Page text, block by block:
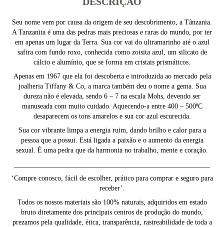
Seu nome vem por causa da origem de seu descobrimento, a Tânzania.
A Tanzanita é uma das pedras mais preciosas e raras do mundo, por ter
em apenas um lugar da Terra. Sua cor vai do ultramarinho até o azul
safira com fundo roxo, conhecida como zoisita azul, um silicato de
cálcio e alumínio, que se forma em cristais prismáticos.
Apenas em 1967 que ela foi descoberta e introduzida ao mercado pela
joalheria Tiffany & Co, a marca também deu o nome a gema. Sua
dureza não é elevada, sendo 6 – 7 na escala Mohs, devendo ser
manuseada com muito cuidado. Aquecendo-a entre 400 – 500ºC
desaparecem os tons amarelos e sua cor azul escurecida.
Sua cor vibrante limpa a energia ruim, dando brilho e calor para a
pessoa que a possui. Está ligada a paixão e o aumento da energia
sexual. É uma pedra que da harmonia no trabalho, mente e coração.
‘Compre conosco, fácil de escolher, prático para comprar e seguro para
receber’.
Todos os nossos materiais são 100% naturais, adquiridos em estado
bruto diretamente dos principais centros de produção do mundo,
prezamos pela qualidade, ética, transparência, rastreabilidade de toda a